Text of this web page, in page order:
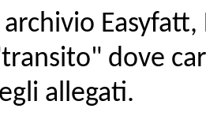
archivio
dove
allegati.